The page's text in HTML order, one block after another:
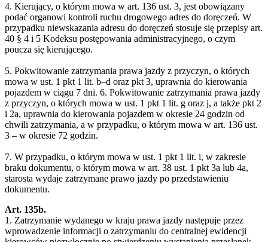
4. Kierujący, o którym mowa w art. 136 ust. 3, jest obowiązany
podać organowi kontroli ruchu drogowego adres do doręczeń. W
przypadku niewskazania adresu do doręczeń stosuje się przepisy art.
40 § 4 i 5 Kodeksu postępowania administracyjnego, o czym
poucza się kierującego.
5. Pokwitowanie zatrzymania prawa jazdy z przyczyn, o których
mowa w ust. 1 pkt 1 lit. b–d oraz pkt 3, uprawnia do kierowania
pojazdem w ciągu 7 dni. 6. Pokwitowanie zatrzymania prawa jazdy
z przyczyn, o których mowa w ust. 1 pkt 1 lit. g oraz j, a także pkt 2
i 2a, uprawnia do kierowania pojazdem w okresie 24 godzin od
chwili zatrzymania, a w przypadku, o którym mowa w art. 136 ust.
3 – w okresie 72 godzin.
7. W przypadku, o którym mowa w ust. 1 pkt 1 lit. i, w zakresie
braku dokumentu, o którym mowa w art. 38 ust. 1 pkt 3a lub 4a,
starosta wydaje zatrzymane prawo jazdy po przedstawieniu
dokumentu.
Art. 135b.
1. Zatrzymanie wydanego w kraju prawa jazdy następuje przez
wprowadzenie informacji o zatrzymaniu do centralnej ewidencji